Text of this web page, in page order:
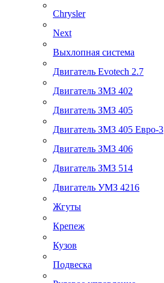
Chrysler
Next
Выхлопная система
Двигатель Evotech 2.7
Двигатель ЗМЗ 402
Двигатель ЗМЗ 405
Двигатель ЗМЗ 405 Евро-3
Двигатель ЗМЗ 406
Двигатель ЗМЗ 514
Двигатель УМЗ 4216
Жгуты
Крепеж
Кузов
Подвеска